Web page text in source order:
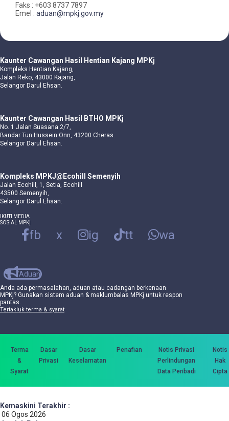
Faks : +603 8737 7897
Emel : aduan@mpkj.gov.my
Kaunter Cawangan Hasil Hentian Kajang MPKj
Kompleks Hentian Kajang,
Jalan Reko, 43000 Kajang,
Selangor Darul Ehsan.
Kaunter Cawangan Hasil BTHO MPKj
No. 1 Jalan Suasana 2/7,
Bandar Tun Hussein Onn, 43200 Cheras.
Selangor Darul Ehsan.
Kompleks MPKJ@Ecohill Semenyih
Jalan Ecohill, 1, Setia, Ecohill
43500 Semenyih,
Selangor Darul Ehsan.
IKUTI MEDIA
SOSIAL MPKj
fb x ig tt wa
Aduan
Anda ada permasalahan, aduan atau cadangan berkenaan
MPKj? Gunakan sistem aduan & maklumbalas MPKj untuk respon
pantas.
Tertakluk terma & syarat
Terma
&
Syarat
Dasar
Privasi
Dasar
Keselamatan
Penafian
Notis Privasi
Perlindungan
Data Peribadi
Notis
Hak
Cipta
Kemaskini Terakhir :
06 Ogos 2026